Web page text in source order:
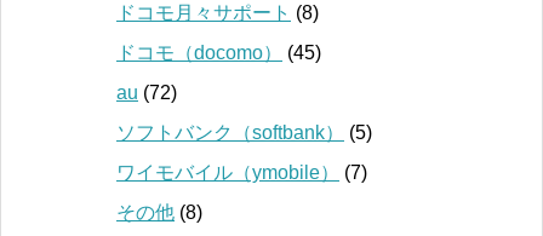
ドコモ月々サポート (8)
ドコモ（docomo）
(45)
au (72)
ソフトバンク（softbank）
(5)
ワイモバイル（ymobile）
(7)
その他 (8)